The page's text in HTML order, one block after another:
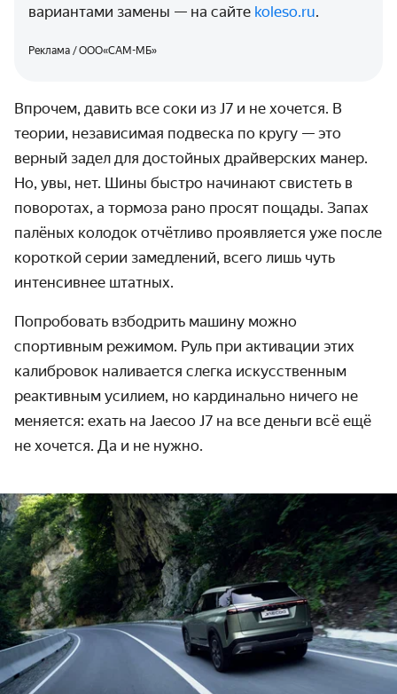
вариантами замены — на сайте koleso.ru.
Реклама / ООО«САМ-МБ»
Впрочем, давить все соки из J7 и не хочется. В
теории, независимая подвеска по кругу — это
верный задел для достойных драйверских манер.
Но, увы, нет. Шины быстро начинают свистеть в
поворотах, а тормоза рано просят пощады. Запах
палёных колодок отчётливо проявляется уже после
короткой серии замедлений, всего лишь чуть
интенсивнее штатных.
Попробовать взбодрить машину можно
спортивным режимом. Руль при активации этих
калибровок наливается слегка искусственным
реактивным усилием, но кардинально ничего не
меняется: ехать на Jaecoo J7 на все деньги всё ещё
не хочется. Да и не нужно.